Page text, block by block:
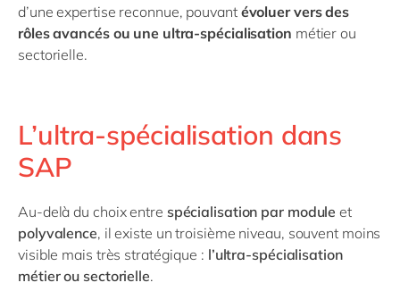
d’une expertise reconnue, pouvant évoluer vers des
rôles avancés ou une ultra‑spécialisation métier ou
sectorielle.
L’ultra‑spécialisation dans
SAP
Au‑delà du choix entre spécialisation par module et
polyvalence, il existe un troisième niveau, souvent moins
visible mais très stratégique : l’ultra‑spécialisation
métier ou sectorielle.